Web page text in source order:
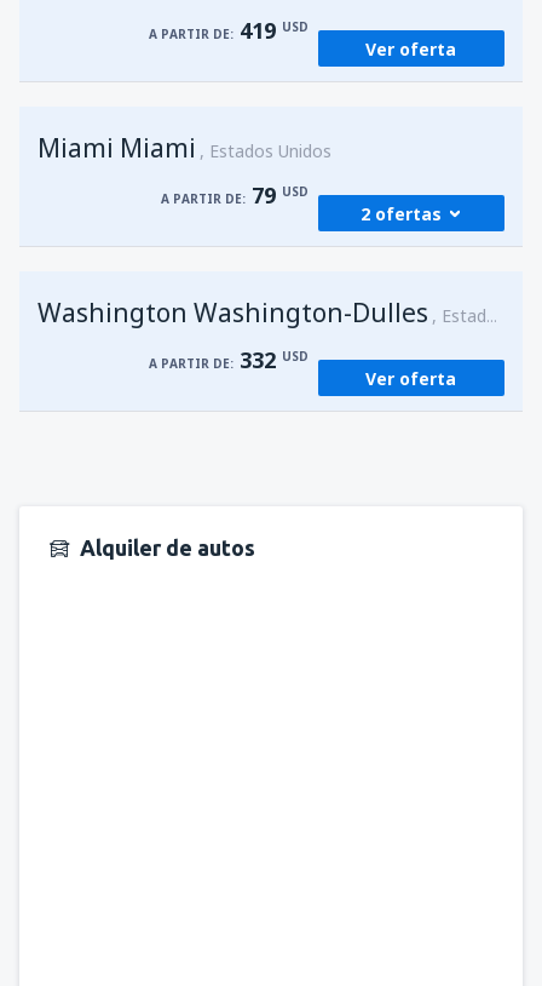
A PARTIR DE: 419 USD
Ver oferta
Miami Miami Estados Unidos
A PARTIR DE: 79 USD
2 ofertas
A PARTIR DE: 79USD
San Juan, Luis Munoz Marín (SJU)
A PARTIR DE: 79USD
Washington Washington-Dulles Estados Unidos
A PARTIR DE: 332 USD
Ver oferta
Alquiler de autos